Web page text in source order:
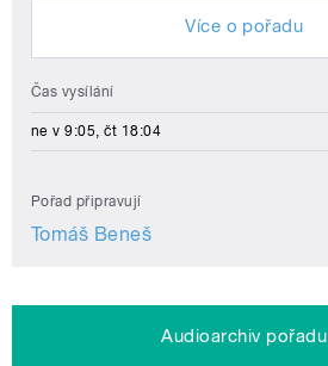
Více o pořadu
Čas vysílání
ne v 9:05, čt 18:04
Pořad připravují
Tomáš Beneš
Audioarchiv pořadu